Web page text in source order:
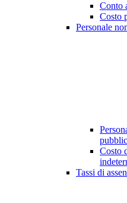
Conto
Costo
Personale
Costo
Tassi di